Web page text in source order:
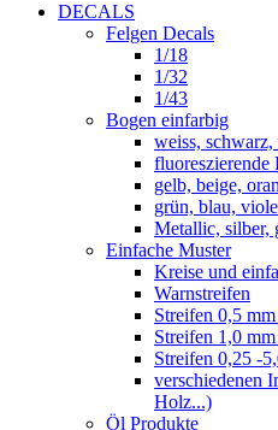
DECALS
Felgen Decals
1/18
1/32
1/43
Bogen einfarbig
weiss, schwarz,
fluoreszierende
gelb, beige,
grün, blau,
Metallic, silber,
Einfache Muster
Kreise und
Warnstreifen
Streifen 0,5
Streifen 1,0
Streifen 0,25 -
verschiedenen
Holz...)
Öl Produkte